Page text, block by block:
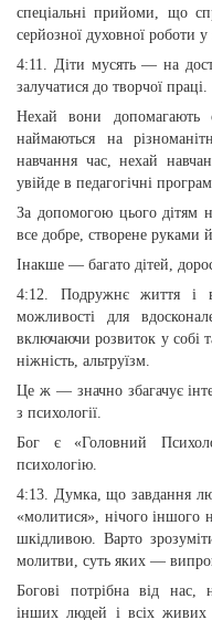
спеціальні прийоми, що
серйозної духовної роботи у
4:11. Діти мусять — на
залучатися до творчої праці.
Нехай вони допомагають
наймаються на
навчання час, нехай
увійде в педагогічні
За допомогою цього дітям
все добре, створене
Інакше — багато дітей,
4:12. Подружнє життя і
можливості для
включаючи розвиток у собі
ніжність, альтруїзм.
Це ж — значно збагачує
з психології.
Бог є «Головний
психологію.
4:13. Думка, що завдання
«молитися», нічого
шкідливою. Варто
молитви, суть яких —
Богові потрібна від нас,
інших людей і всіх